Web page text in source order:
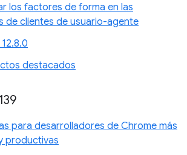
los factores de forma en las
de clientes de usuario-agente
destacados
para desarrolladores de Chrome más
productivas